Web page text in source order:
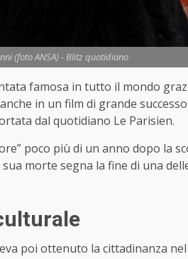
(foto ANSA) - Blitz quotidiano
famosa in tutto il mondo
in un film di grande successo
dal quotidiano Le Parisien.
poco più di un anno dopo la
morte segna la fine di una
poi ottenuto la cittadinanza nel